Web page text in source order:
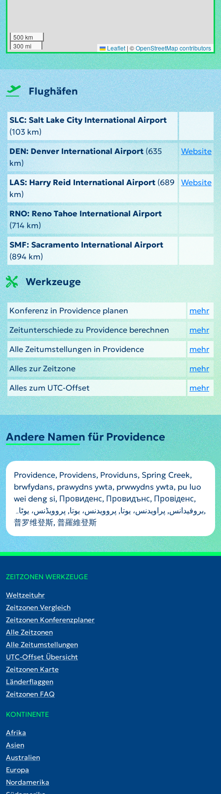
500 km
300 mi
Leaflet | ©OpenStreetMap contributors
Flughäfen
SLC: Salt Lake City International Airport
(103 km)
DEN: Denver International Airport(635
km)
Website
LAS: Harry Reid International Airport (689
km)
Website
RNO: Reno Tahoe International Airport
(714 km)
SMF: Sacramento International Airport
(894 km)
Werkzeuge
Konferenz in Providence planen
mehr
Zeitunterschiede zu Providence berechnen
mehr
Alle Zeitumstellungen in Providence
mehr
Alles zur Zeitzone
mehr
Alles zum UTC-Offset
mehr
Andere Namen für Providence
Providence, Providens, Providuns, Spring Creek,
brwfydans, prawydns ywta, prwwydns ywta, pu luo
wei deng si, Провиденс, Провидънс, Провіденс,
بروفيدانس, پراویدنس، یوتا, پروویدنس، یوتا, پروویڈنس، یوٹاہ,
普罗维登斯, 普羅維登斯
ZEITZONEN WERKZEUGE
Weltzeituhr
Zeitzonen Vergleich
Zeitzonen Konferenzplaner
Alle Zeitzonen
Alle Zeitumstellungen
UTC-Offset Übersicht
Zeitzonen Karte
Länderflaggen
Zeitzonen FAQ
KONTINENTE
Afrika
Asien
Australien
Europa
Nordamerika